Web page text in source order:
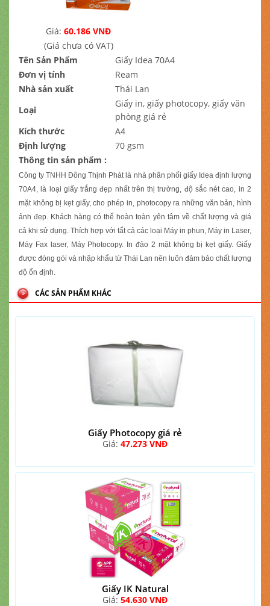
Giá: 60.186 VNĐ
(Giá chưa có VAT)
Tên Sản Phẩm
Giấy Idea 70A4
Đơn vị tính
Ream
Nhà sản xuất
Thái Lan
Loại
Giấy in, giấy photocopy, giấy văn
phòng giá rẻ
Kích thước
A4
Định lượng
70 gsm
Thông tin sản phẩm :
Công ty TNHH Đông Thịnh Phát là nhà phân phối giấy Idea định lượng
70A4, là loại giấy trắng đẹp nhất trên thị trường, độ sắc nét cao, in 2
mặt không bị kẹt giấy, cho phép in, photocopy ra những văn bản, hình
ảnh đẹp. Khách hàng có thể hoàn toàn yên tâm về chất lượng và giá
cả khi sử dụng. Thích hợp với tất cả các loại Máy in phun, Máy in Laser,
Máy Fax laser, Máy Photocopy. In đảo 2 mặt không bị kẹt giấy. Giấy
được đóng gói và nhập khẩu từ Thái Lan nên luôn đảm bảo chất lượng
độ ổn định.
CÁC SẢN PHẨM KHÁC
Giấy Photocopy giá rẻ
Giá: 47.273 VNĐ
Giấy IK Natural
Giá: 54.630 VNĐ